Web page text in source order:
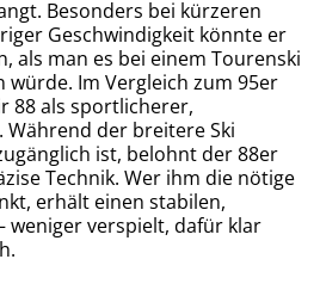
Besonders bei kürzeren
Geschwindigkeit könnte er
als man es bei einem Tourenski
Im Vergleich zum 95er
88 als sportlicherer,
der breitere Ski
ist, belohnt der 88er
Technik. Wer ihm die nötige
erhält einen stabilen,
weniger verspielt, dafür klar